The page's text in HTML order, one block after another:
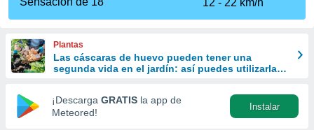
las
y
forma
digital
basada
12
22 km/h
Plantas
Las cáscaras de huevo pueden tener una
segunda vida en el jardín: así puedes utilizarlas
¡Descarga GRATIS la app de
Meteored!
Instalar